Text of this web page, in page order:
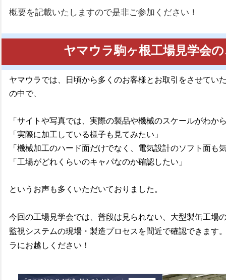
概要を記載いたしますので是非ご参加ください！
ヤマウラ駒ヶ根工場見学会の
ヤマウラでは、日頃から多くのお客様とお取引をさせてい
の中で、
「サイトや写真では、実際の製品や機械のスケールがわか
「実際に加工している様子も見てみたい」
「機械加工のハード面だけでなく、電気設計のソフト面も
「工場がどれくらいのキャパなのか確認したい」
というお声も多くいただいておりました。
今回の工場見学会では、 普段は見られない、大型製缶工場
監視システムの現場・製造プロセスを間近で確認できます
ラにお越しください！